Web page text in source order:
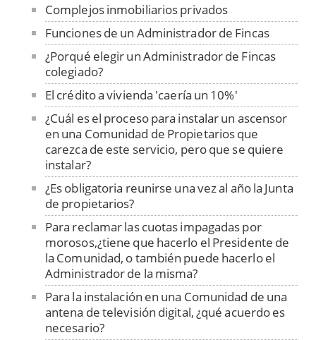
Complejos inmobiliarios privados
Funciones de un Administrador de Fincas
¿Porqué elegir un Administrador de Fincas
colegiado?
El crédito a vivienda 'caería un 10%'
¿Cuál es el proceso para instalar un ascensor
en una Comunidad de Propietarios que
carezca de este servicio, pero que se quiere
instalar?
¿Es obligatoria reunirse una vez al año la Junta
de propietarios?
Para reclamar las cuotas impagadas por
morosos,¿tiene que hacerlo el Presidente de
la Comunidad, o también puede hacerlo el
Administrador de la misma?
Para la instalación en una Comunidad de una
antena de televisión digital, ¿qué acuerdo es
necesario?